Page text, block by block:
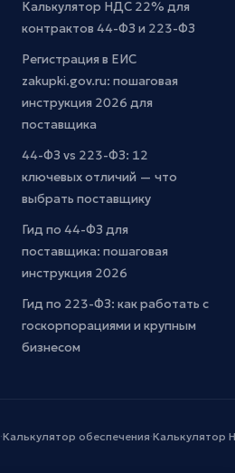
Калькулятор НДС 22% для
контрактов 44-ФЗ и 223-ФЗ
Регистрация в ЕИС
zakupki.gov.ru: пошаговая
инструкция 2026 для
поставщика
44-ФЗ vs 223-ФЗ: 12
ключевых отличий — что
выбрать поставщику
Гид по 44-ФЗ для
поставщика: пошаговая
инструкция 2026
Гид по 223-ФЗ: как работать с
госкорпорациями и крупным
бизнесом
·Калькулятор обеспечения·Калькулятор